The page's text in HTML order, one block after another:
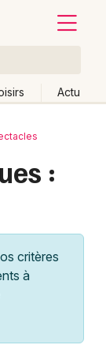
Actu
:
critères
à